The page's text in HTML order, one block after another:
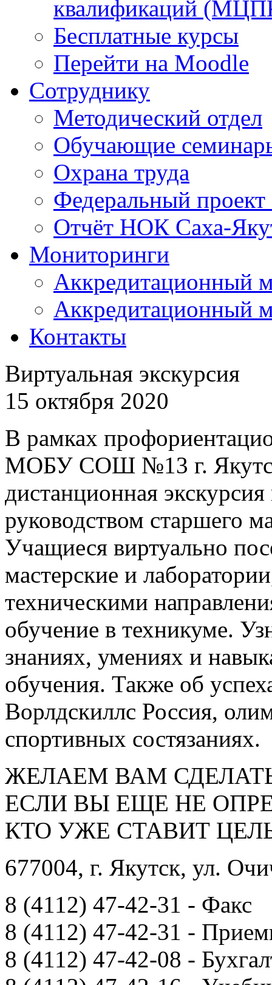
квалификаций
Бесплатные курсы
Перейти на Moodle
Сотруднику
Методический отдел
Обучающие
Охрана труда
Федеральный
Отчёт НОК Саха-
Мониторинги
Аккредитационный
Аккредитационный
Контакты
Виртуальная экскурсия
15 октября 2020
В рамках
МОБУ СОШ №13 г.
дистанционная
руководством старшего
Учащиеся виртуально
мастерские и
техническими
обучение в техникуме.
знаниях, умениях и
обучения. Также об
Ворлдскиллс Россия,
спортивных состязаниях.
ЖЕЛАЕМ ВАМ
ЕСЛИ ВЫ ЕЩЕ НЕ
КТО УЖЕ СТАВИТ
677004, г. Якутск, ул.
8 (4112) 47-42-31 - Факс
8 (4112) 47-42-31 -
8 (4112) 47-42-08 -